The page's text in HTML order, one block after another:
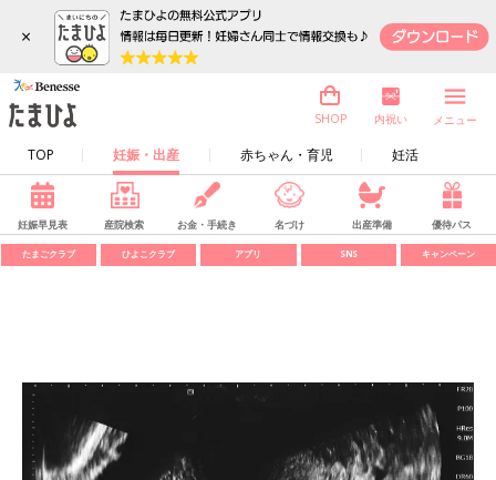
×
TOP 妊娠・出産 赤ちゃん・育児 妊活
SHOP 内祝い メニュー
妊娠早見表 産院検索 お金・手続き 名づけ 出産準備 優待パス
たまごクラブ ひよこクラブ アプリ SNS キャンペーン